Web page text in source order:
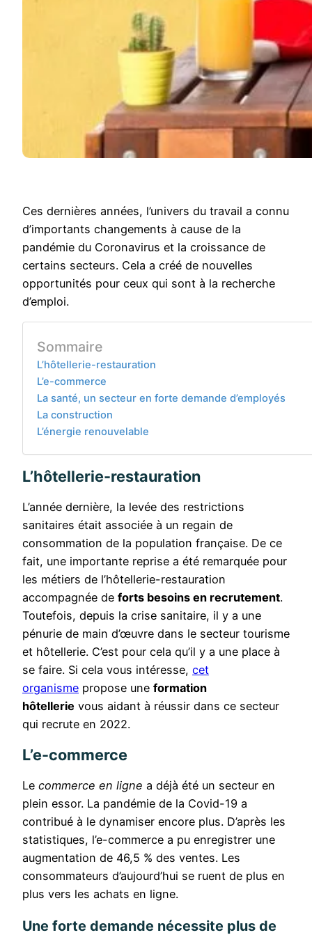
Ces dernières années, l’univers du travail a connu
d’importants changements à cause de la
pandémie du Coronavirus et la croissance de
certains secteurs. Cela a créé de nouvelles
opportunités pour ceux qui sont à la recherche
d’emploi.
Sommaire
L’hôtellerie-restauration
L’e-commerce
La santé, un secteur en forte demande d’employés
La construction
L’énergie renouvelable
L’hôtellerie-restauration
L’année dernière, la levée des restrictions
sanitaires était associée à un regain de
consommation de la population française. De ce
fait, une importante reprise a été remarquée pour
les métiers de l’hôtellerie-restauration
accompagnée de forts besoins en recrutement.
Toutefois, depuis la crise sanitaire, il y a une
pénurie de main d’œuvre dans le secteur tourisme
et hôtellerie. C’est pour cela qu’il y a une place à
se faire. Si cela vous intéresse, cet
organisme propose une formation
hôtellerie vous aidant à réussir dans ce secteur
qui recrute en 2022.
L’e-commerce
Le commerce en ligne a déjà été un secteur en
plein essor. La pandémie de la Covid-19 a
contribué à le dynamiser encore plus. D’après les
statistiques, l’e-commerce a pu enregistrer une
augmentation de 46,5 % des ventes. Les
consommateurs d’aujourd’hui se ruent de plus en
plus vers les achats en ligne.
Une forte demande nécessite plus de